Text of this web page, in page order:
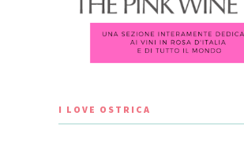
I LOVE OSTRICA